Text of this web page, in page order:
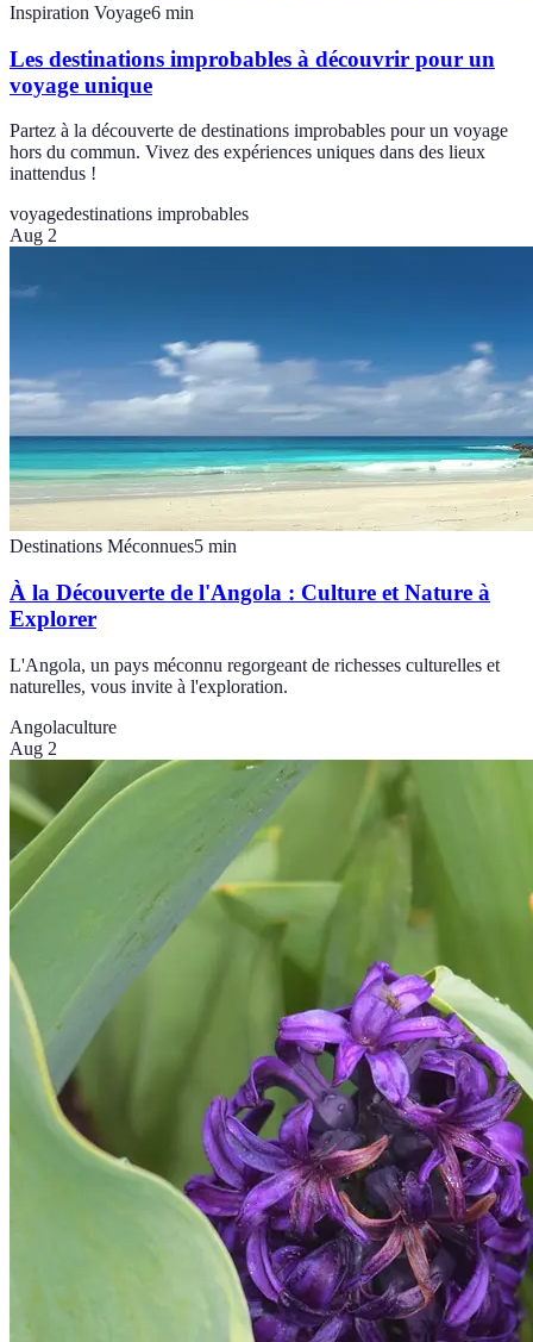
Inspiration Voyage6 min
Les destinations improbables à découvrir pour un
voyage unique
Partez à la découverte de destinations improbables pour un voyage
hors du commun. Vivez des expériences uniques dans des lieux
inattendus !
voyagedestinations improbables
Aug 2
Destinations Méconnues5 min
À la Découverte de l'Angola : Culture et Nature à
Explorer
L'Angola, un pays méconnu regorgeant de richesses culturelles et
naturelles, vous invite à l'exploration.
Angolaculture
Aug 2